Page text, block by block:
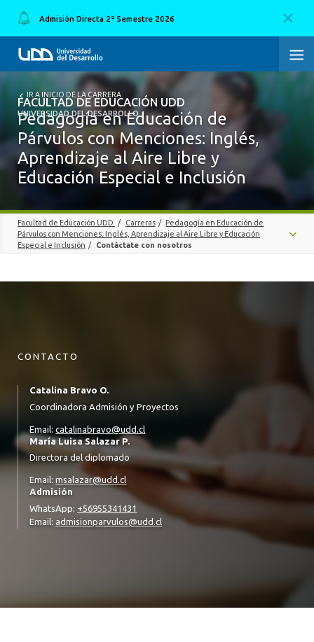
FACULTAD DE EDUCACIÓN UDD
UNIVERSIDAD DEL DESARROLLO
FACULTAD DE EDUCACIÓN UDD
INICIO
SOBRE LA FACULTAD
FORMACIÓN PRÁCTICA
ALUMNI
IR A INICIO DE LA CARRERA
Pedagogía en Educación de
Párvulos con Menciones: Inglés,
Aprendizaje al Aire Libre y
Educación Especial e Inclusión
Admisión Directa 2º Semestre 2026
Facultad de Educación UDD / Carreras / Pedagogía en Educación de
Párvulos con Menciones: Inglés, Aprendizaje al Aire Libre y Educación
Especial e Inclusión / Contáctate con nosotros
MENCIONES
PERFIL DE EGRESO
EQUIPO Y DOCENTES
ACREDITACIÓN
CONTÁCTATE CON NOSOTROS
CONTACTO
Catalina Bravo O.
Coordinadora Admisión y Proyectos
Email:catalinabravo@udd.cl
María Luisa Salazar P.
Directora del diplomado
Email:msalazar@udd.cl
Admisión
WhatsApp: +56955341431
Email: admisionparvulos@udd.cl